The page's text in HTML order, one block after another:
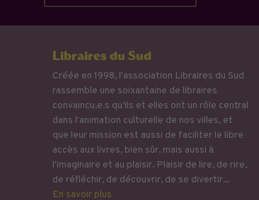
Libraires du Sud
Créée en 1998, l'association Libraires du Sud
rassemble une soixantaine de libraires
convaincu.e.s qu’ils et elles ont un rôle central
dans l'animation culturelle de nos villes, et
que leur mission est aussi de faciliter le libre
accès aux livres, bien sûr, mais aussi à
l'imaginaire et au plaisir. Plaisir de lire, de rire,
de réfléchir, de découvrir, de se divertir...
En savoir plus